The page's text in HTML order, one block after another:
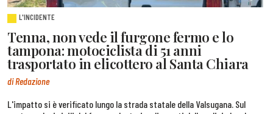
L'INCIDENTE
Tenna, non vede il furgone fermo e lo
tampona: motociclista di 51 anni
trasportato in elicottero al Santa Chiara
di Redazione
L'impatto si è verificato lungo la strada statale della Valsugana. Sul